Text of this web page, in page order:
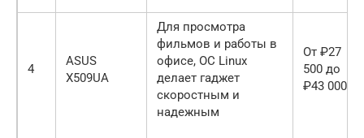
4
ASUS
X509UA
Для просмотра
фильмов и работы в
офисе, ОС Linux
делает гаджет
скоростным и
надежным
От ₽27
500 до
₽43 000